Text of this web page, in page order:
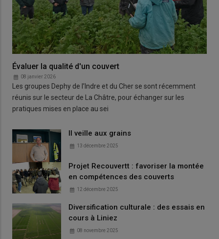
Évaluer la qualité d'un couvert
08 janvier 2026
Les groupes Dephy de l’Indre et du Cher se sont récemment
réunis sur le secteur de La Châtre, pour échanger sur les
pratiques mises en place au sei
Il veille aux grains
13 décembre 2025
Projet Recouvertt : favoriser la montée
en compétences des couverts
12 décembre 2025
Diversification culturale : des essais en
cours à Liniez
08 novembre 2025